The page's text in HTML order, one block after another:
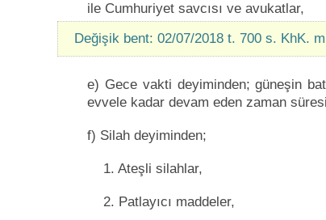
ile Cumhuriyet savcısı ve avukatlar,
Değişik bent: 02/07/2018 t. 700 s. KhK.
e) Gece vakti deyiminden; güneşin
evvele kadar devam eden zaman
f) Silah deyiminden;
1. Ateşli silahlar,
2. Patlayıcı maddeler,